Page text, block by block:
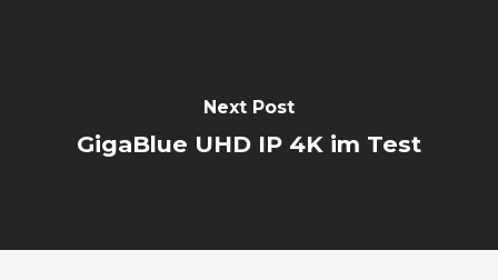
Next Post
GigaBlue UHD IP 4K im Test